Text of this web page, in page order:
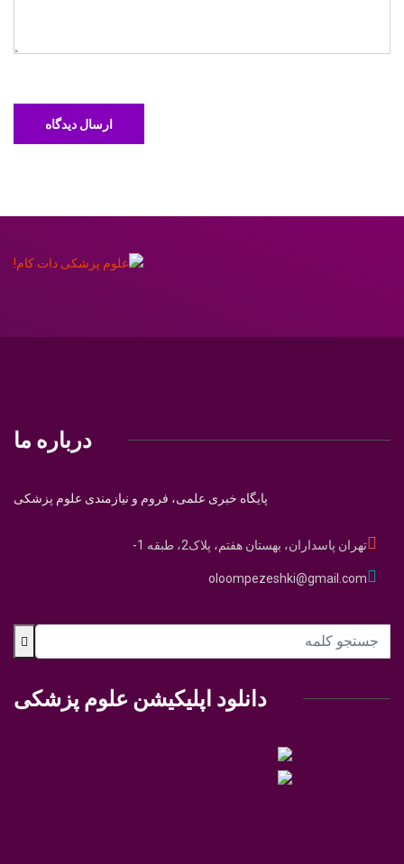
درباره ما
پایگاه خبری علمی، فروم و نیازمندی علوم پزشکی
تهران پاسداران، بهستان هفتم، پلاک2، طبقه 1-
oloompezeshki@gmail.com
دانلود اپلیکیشن علوم پزشکی